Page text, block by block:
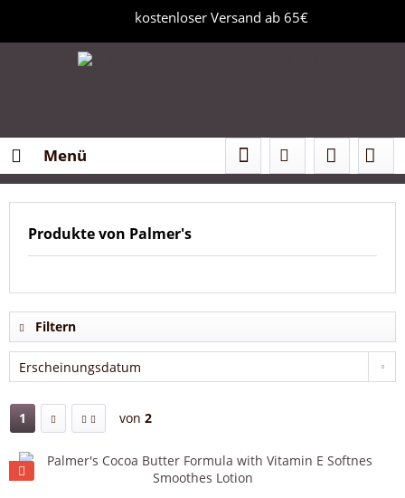
kostenloser Versand ab 65€
Menü
Produkte von Palmer's
Filtern
1 von 2